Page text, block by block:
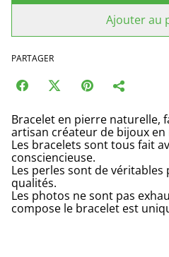
Ajouter au
PARTAGER
Bracelet en pierre naturelle,
artisan créateur de bijoux en
Les bracelets sont tous fait
consciencieuse.
Les perles sont de
qualités.
Les photos ne sont pas
compose le bracelet est